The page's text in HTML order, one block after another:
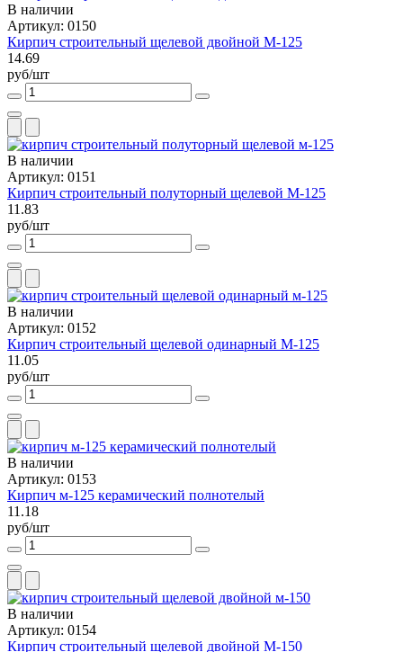
В наличии
Артикул: 0150
Кирпич строительный щелевой двойной М-125
14.69
руб/шт
В наличии
Артикул: 0151
Кирпич строительный полуторный щелевой М-125
11.83
руб/шт
В наличии
Артикул: 0152
Кирпич строительный щелевой одинарный М-125
11.05
руб/шт
В наличии
Артикул: 0153
Кирпич м-125 керамический полнотелый
11.18
руб/шт
В наличии
Артикул: 0154
Кирпич строительный щелевой двойной М-150